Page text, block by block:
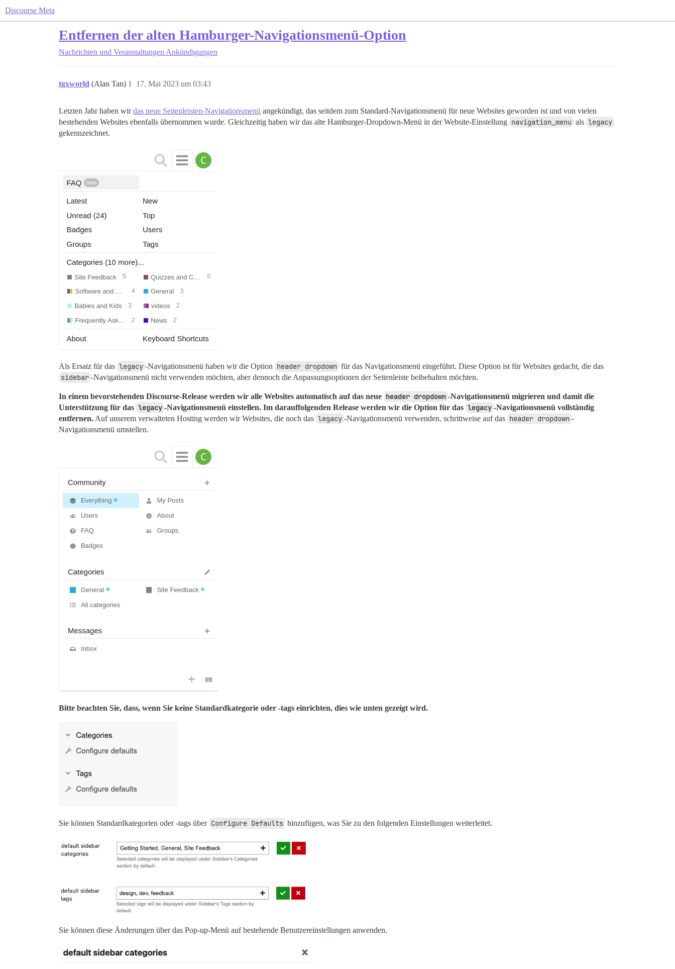
Discourse Meta
Entfernen der alten Hamburger-Navigationsmenü-Option
Nachrichten und Veranstaltungen Ankündigungen
tgxworld (Alan Tan) 17. Mai 2023 um 03:43
1
Letzten Jahr haben wirdas neue Seitenleisten-Navigationsmenü angekündigt, das seitdem zum Standard-Navigationsmenü für neue Websites geworden ist und von vielen
bestehenden Websites ebenfalls übernommen wurde. Gleichzeitig haben wir das alte Hamburger-Dropdown-Menü in der Website-Einstellung navigation_menu als legacy
gekennzeichnet.
Als Ersatz für das legacy -Navigationsmenü haben wir die Option header dropdown für das Navigationsmenü eingeführt. Diese Option ist für Websites gedacht, die das
sidebar -Navigationsmenü nicht verwenden möchten, aber dennoch die Anpassungsoptionen der Seitenleiste beibehalten möchten.
In einem bevorstehenden Discourse-Release werden wir alle Websites automatisch auf das neue header dropdown -Navigationsmenü migrieren und damit die
Unterstützung für das legacy -Navigationsmenü einstellen. Im darauffolgenden Release werden wir die Option für das legacy -Navigationsmenü vollständig
entfernen. Auf unserem verwalteten Hosting werden wir Websites, die noch das legacy -Navigationsmenü verwenden, schrittweise auf das header dropdown -
Navigationsmenü umstellen.
Bitte beachten Sie, dass, wenn Sie keine Standardkategorie oder -tags einrichten, dies wie unten gezeigt wird.
Sie können Standardkategorien oder -tags über Configure Defaults hinzufügen, was Sie zu den folgenden Einstellungen weiterleitet.
Sie können diese Änderungen über das Pop-up-Menü auf bestehende Benutzereinstellungen anwenden.